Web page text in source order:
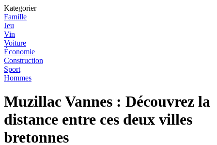
Kategorier
Famille
Jeu
Vin
Voiture
Économie
Construction
Sport
Hommes
Muzillac Vannes : Découvrez la
distance entre ces deux villes
bretonnes